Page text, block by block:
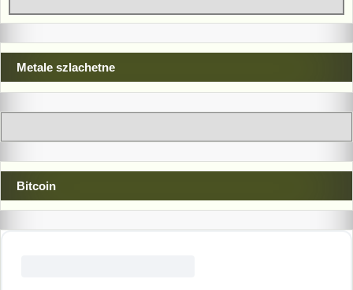
Metale szlachetne
Bitcoin